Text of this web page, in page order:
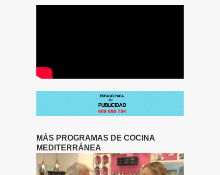
MÁS PROGRAMAS DE COCINA
MEDITERRÁNEA